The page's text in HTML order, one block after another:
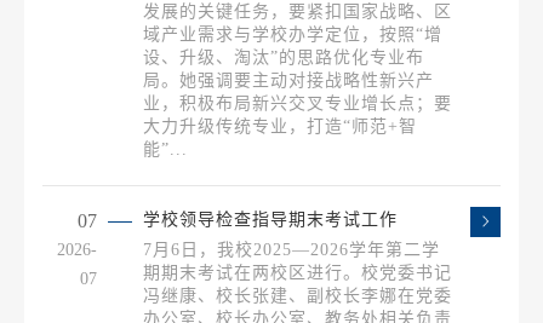
发展的关键任务，要紧扣国家战略、区
域产业需求与学校办学定位，按照“增
设、升级、淘汰”的思路优化专业布
局。她强调要主动对接战略性新兴产
业，积极布局新兴交叉专业增长点；要
大力升级传统专业，打造“师范+智
能”...
07
2026-
07
学校领导检查指导期末考试工作
7月6日，我校2025—2026学年第二学
期期末考试在两校区进行。校党委书记
冯继康、校长张建、副校长李娜在党委
办公室、校长办公室、教务处相关负责